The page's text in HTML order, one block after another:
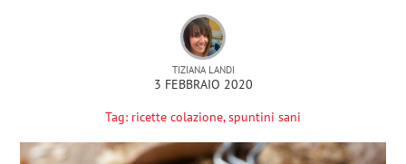
TIZIANA LANDI
3 FEBBRAIO 2020
Tag: ricette colazione,spuntini sani